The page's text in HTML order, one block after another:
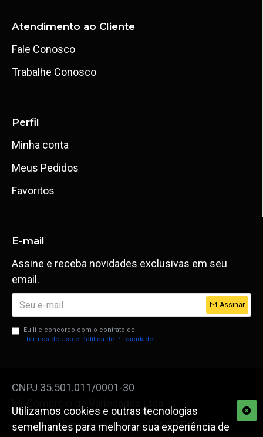
Atendimento ao Cliente
Fale Conosco
Trabalhe Conosco
Perfil
Minha conta
Meus Pedidos
Favoritos
E-mail
Assine e receba novidades exclusivas em seu
email.
Assinar
Eu li e concordo com o contrato de
Termos de Uso e Política de Privacidade
CNPJ 35.501.011/0001-30
Desenvolvido por: ESMETECH
Utilizamos cookies e outras tecnologias
semelhantes para melhorar sua experiência de